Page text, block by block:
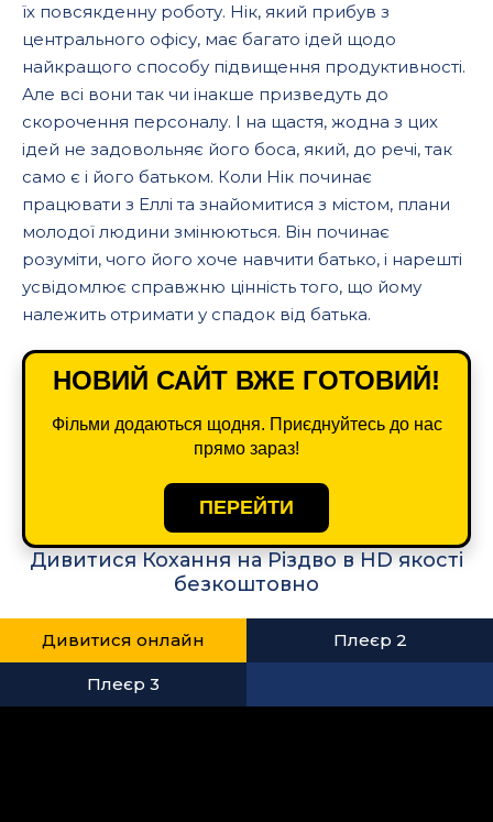
їх повсякденну роботу. Нік, який прибув з
центрального офісу, має багато ідей щодо
найкращого способу підвищення продуктивності.
Але всі вони так чи інакше призведуть до
скорочення персоналу. І на щастя, жодна з цих
ідей не задовольняє його боса, який, до речі, так
само є і його батьком. Коли Нік починає
працювати з Еллі та знайомитися з містом, плани
молодої людини змінюються. Він починає
розуміти, чого його хоче навчити батько, і нарешті
усвідомлює справжню цінність того, що йому
належить отримати у спадок від батька.
НОВИЙ САЙТ ВЖЕ ГОТОВИЙ!
Фільми додаються щодня. Приєднуйтесь до нас
прямо зараз!
ПЕРЕЙТИ
Дивитися Кохання на Різдво в HD якості
безкоштовно
Дивитися онлайн Плеєр 2
Плеєр 3